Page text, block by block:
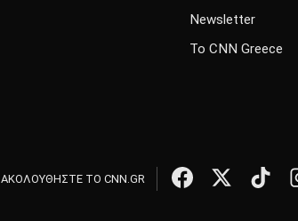
Newsletter
Το CNN Greece
ΑΚΟΛΟΥΘΗΣΤΕ ΤΟ CNN.GR